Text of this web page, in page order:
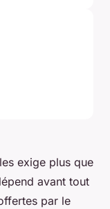
exige plus que
avant tout
par le